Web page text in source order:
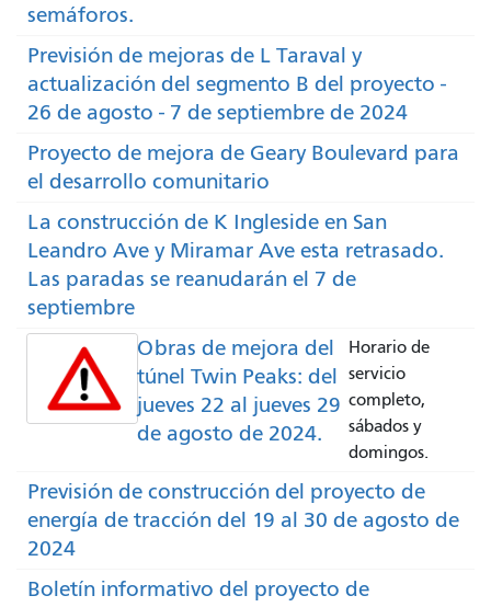
semáforos.
Previsión de mejoras de L Taraval y
actualización del segmento B del proyecto -
26 de agosto - 7 de septiembre de 2024
Proyecto de mejora de Geary Boulevard para
el desarrollo comunitario
La construcción de K Ingleside en San
Leandro Ave y Miramar Ave esta retrasado.
Las paradas se reanudarán el 7 de
septiembre
Obras de mejora del
túnel Twin Peaks: del
jueves 22 al jueves 29
de agosto de 2024.
Horario de
servicio
completo,
sábados y
domingos.
Previsión de construcción del proyecto de
energía de tracción del 19 al 30 de agosto de
2024
Boletín informativo del proyecto de